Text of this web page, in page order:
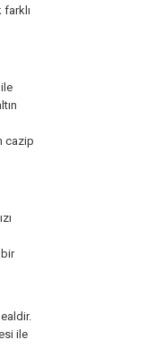
farklı
cazip
ile